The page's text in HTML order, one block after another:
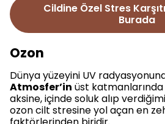
Cildine Özel Stres
Burada
Ozon
Dünya yüzeyini UV
Atmosfer’in üst
aksine, içinde soluk alıp
ozon cilt stresine yol açan en